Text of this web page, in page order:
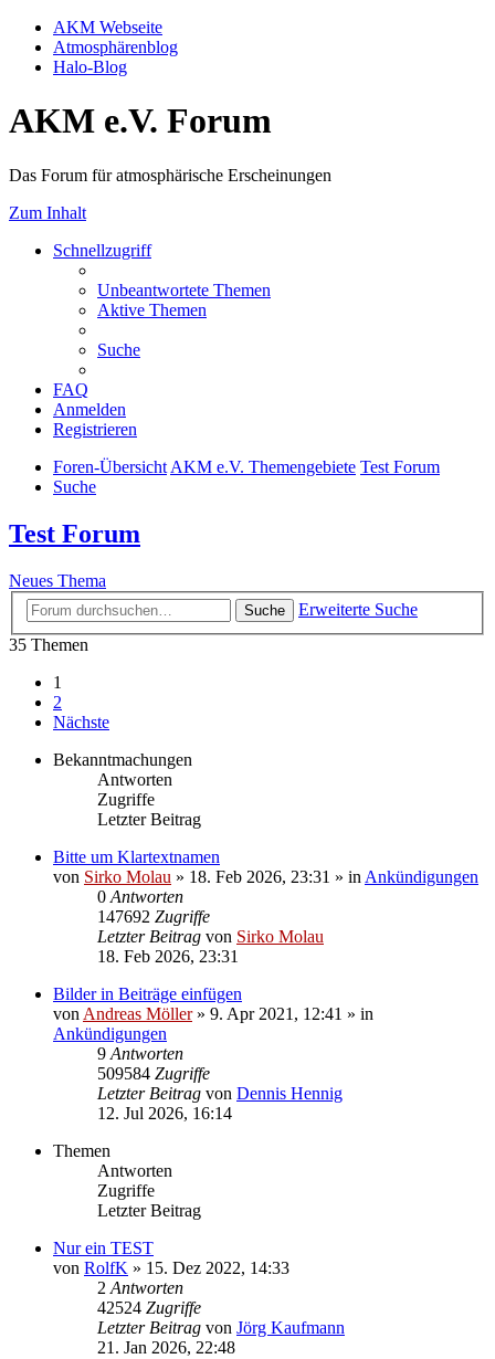
AKM Webseite
Atmosphärenblog
Halo-Blog
AKM e.V. Forum
Das Forum für atmosphärische Erscheinungen
Zum Inhalt
Schnellzugriff
Unbeantwortete Themen
Aktive Themen
Suche
FAQ
Anmelden
Registrieren
Foren-Übersicht AKM e.V. Themengebiete Test Forum
Suche
Test Forum
Neues Thema
Suche
Erweiterte Suche
35 Themen
1
2
Nächste
Bekanntmachungen
Antworten
Zugriffe
Letzter Beitrag
Bitte um Klartextnamen
von Sirko Molau » 18. Feb 2026, 23:31 » in Ankündigungen
0 Antworten
147692 Zugriffe
Letzter Beitrag von Sirko Molau
18. Feb 2026, 23:31
Bilder in Beiträge einfügen
von Andreas Möller» 9. Apr 2021, 12:41 » in
Ankündigungen
9 Antworten
509584 Zugriffe
Letzter Beitrag von Dennis Hennig
12. Jul 2026, 16:14
Themen
Antworten
Zugriffe
Letzter Beitrag
Nur ein TEST
von RolfK » 15. Dez 2022, 14:33
2 Antworten
42524 Zugriffe
Letzter Beitrag von Jörg Kaufmann
21. Jan 2026, 22:48